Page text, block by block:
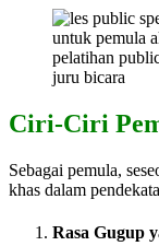
pelatihan
juru bicara
Ciri-Ciri
Sebagai pemula,
khas dalam
Rasa Gugup